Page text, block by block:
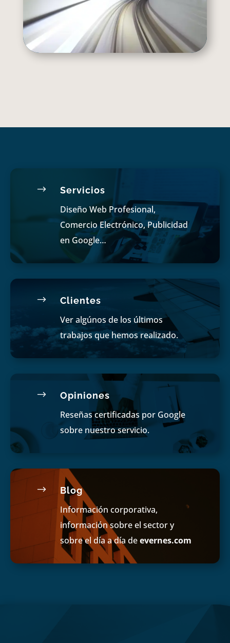
$ Servicios
Diseño Web Profesional,
Comercio Electrónico, Publicidad
en Google…
$ Clientes
Ver algúnos de los últimos
trabajos que hemos realizado.
$ Opiniones
Reseñas certificadas por Google
sobre nuestro servicio.
$ Blog
Información corporativa,
información sobre el sector y
sobre el día a día deevernes.com